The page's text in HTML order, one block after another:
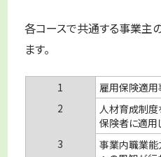
各コースで共通する事業主
ます。
1
雇用保険適用
2
人材育成制度
保険者に適用
3
事業内職業能